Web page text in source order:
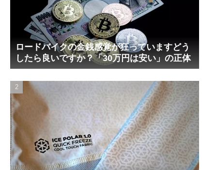
ロードバイクの金銭感覚が狂っていますどう
したら良いですか？「30万円は安い」の正体